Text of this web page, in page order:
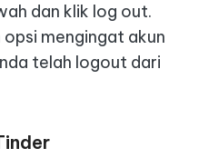
dan klik log out.
mengingat akun
telah logout dari